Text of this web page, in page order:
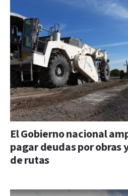
El Gobierno nacional
pagar deudas por
de rutas